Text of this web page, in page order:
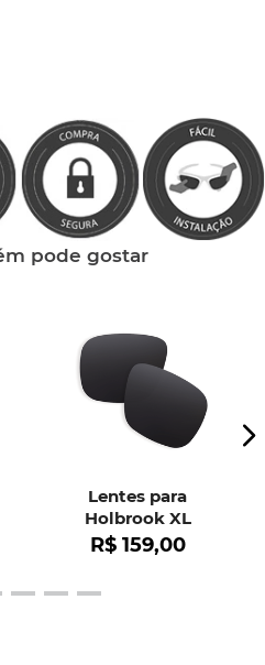
pode gostar
Lentes para
Holbrook XL
R$ 159,00